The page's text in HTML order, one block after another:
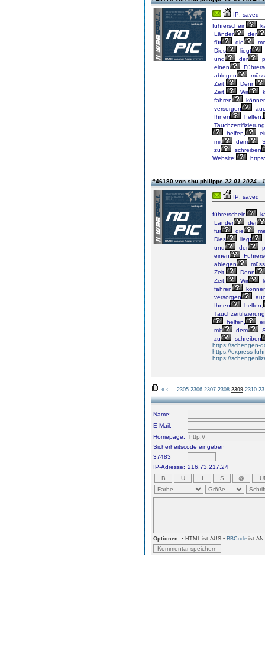
IP: saved
führerschein
Länder
der
für
die
Dies
liegt
und
der
einen
ablegen
Zeit.
Denn
Zeit.
Wir
fahren
versorgen
Ihnen
helfen,
Tauchzertifizierung
helfen,
mit
dem
zu
schreiben
Website:
#46180 von shu philippe22.01.2024 -
IP: saved
führerschein
Länder
der
für
die
Dies
liegt
und
der
einen
ablegen
Zeit.
Denn
Zeit.
Wir
fahren
versorgen
Ihnen
helfen,
Tauchzertifizierung
helfen,
mit
dem
zu
schreiben
https://schengen-
https://express-
https://
« ‹ 2305 2306 2307 2308 2309 2310
Name:
E-Mail:
Homepage:
Sicherheitscode eingeben
37483
IP-Adresse: 216.73.217.24
Optionen: • HTML ist AUS • BBCode ist AN